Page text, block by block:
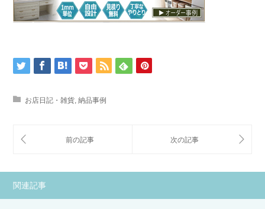
お店日記・雑貨, 納品事例
関連記事